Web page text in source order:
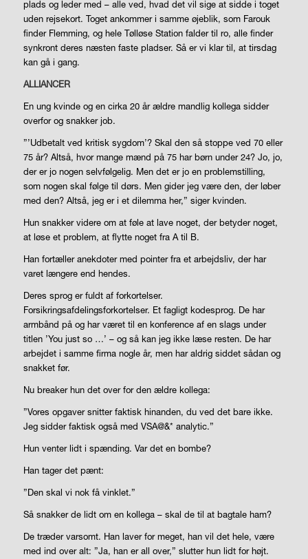
plads og leder med – alle ved, hvad det vil sige at sidde i toget
uden rejsekort. Toget ankommer i samme øjeblik, som Farouk
finder Flemming, og hele Tølløse Station falder til ro, alle finder
synkront deres næsten faste pladser. Så er vi klar til, at tirsdag
kan gå i gang.
ALLIANCER
En ung kvinde og en cirka 20 år ældre mandlig kollega sidder
overfor og snakker job.
”’Udbetalt ved kritisk sygdom’? Skal den så stoppe ved 70 eller
75 år? Altså, hvor mange mænd på 75 har børn under 24? Jo, jo,
der er jo nogen selvfølgelig. Men det er jo en problemstilling,
som nogen skal følge til dørs. Men giderjegvære den, der løber
med den? Altså, jeg er i et dilemma her,” siger kvinden.
Hun snakker videre om at føle at lave noget, der betyder noget,
at løse et problem, at flytte noget fra A til B.
Han fortæller anekdoter med pointer fra et arbejdsliv, der har
varet længere end hendes.
Deres sprog er fuldt af forkortelser.
Forsikringsafdelingsforkortelser. Et fagligt kodesprog. De har
armbånd på og har været til en konference af en slags under
titlen ’You just so …’ – og så kan jeg ikke læse resten. De har
arbejdet i samme firma nogle år, men har aldrig siddet sådan og
snakket før.
Nu breaker hun det over for den ældre kollega:
”Vores opgaver snitter faktisk hinanden, du ved det bare ikke.
Jeg sidder faktisk også med VSA@&* analytic.”
Hun venter lidt i spænding. Var det en bombe?
Han tager det pænt:
”Den skal vi nok få vinklet.”
Så snakker de lidt om en kollega – skal de til at bagtale ham?
De træder varsomt. Han laver for meget, han vil det hele, være
med ind over alt: ”Ja, han er all over,” slutter hun lidt for højt.